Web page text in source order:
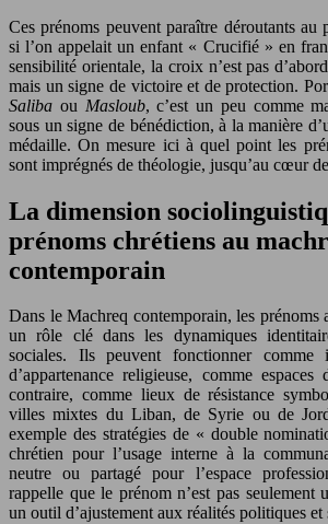
Ces prénoms peuvent paraître déroutants au
si l’on appelait un enfant « Crucifié » en
sensibilité orientale, la croix n’est pas
mais un signe de victoire et de protection.
Saliba ou Masloub, c’est un peu comme
sous un signe de bénédiction, à la manière
médaille. On mesure ici à quel point les
sont imprégnés de théologie, jusqu’au cœur
La dimension
prénoms chrétiens au
contemporain
Dans le Machreq contemporain, les prénoms
un rôle clé dans les dynamiques
sociales. Ils peuvent fonctionner comme
d’appartenance religieuse, comme
contraire, comme lieux de résistance
villes mixtes du Liban, de Syrie ou de
exemple des stratégies de « double
chrétien pour l’usage interne à la
neutre ou partagé pour l’espace
rappelle que le prénom n’est pas seulement
un outil d’ajustement aux réalités politiques et